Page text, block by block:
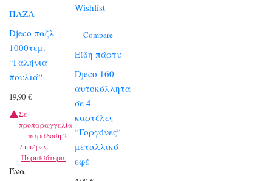
ΠΑΖΛ
Djeco παζλ
1000τεμ.
“Γαλήνια
πουλιά“
19,90 €
Σε
προπαραγγελία
— παράδοση 2–
7 ημέρες.
Περισσότερα
Ένα
Wishlist
Compare
Είδη πάρτυ
Djeco 160
αυτοκόλλητα
σε 4
καρτέλες
“Γοργόνες“
μεταλλικό
εφέ